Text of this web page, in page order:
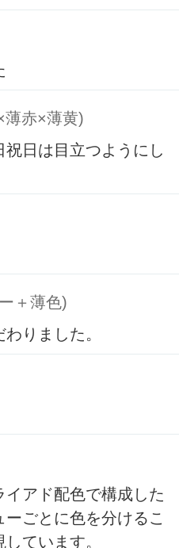
薄赤×薄黄)
日は目立つようにし
＋薄色)
りました。
アド配色で構成した
ごとに色を分けるこ
ています。